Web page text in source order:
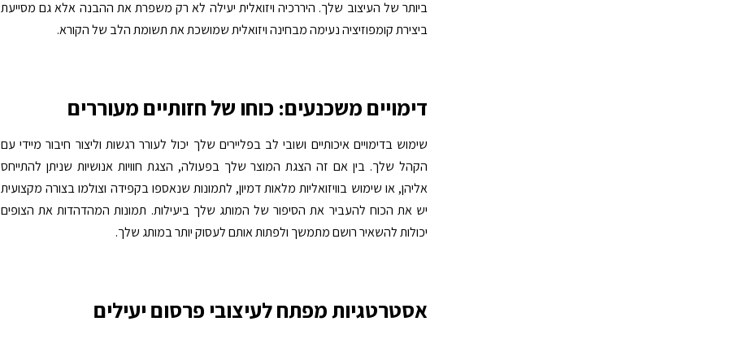
ביותר של העיצוב שלך. היררכיה ויזואלית יעילה לא רק משפרת את ההבנה אלא גם מסייעת
ביצירת קומפוזיציה נעימה מבחינה ויזואלית שמושכת את תשומת הלב של הקורא.
דימויים משכנעים: כוחו של חזותיים מעוררים
שימוש בדימויים איכותיים ושובי לב בפליירים שלך יכול לעורר רגשות וליצור חיבור מיידי עם
הקהל שלך. בין אם זה הצגת המוצר שלך בפעולה, הצגת חוויות אנושיות שניתן להתייחס
אליהן, או שימוש בוויזואליות מלאות דמיון, לתמונות שנאספו בקפידה וצולמו בצורה מקצועית
יש את הכוח להעביר את הסיפור של המותג שלך ביעילות. תמונות המהדהדות את הצופים
יכולות להשאיר רושם מתמשך ולפתות אותם לעסוק יותר במותג שלך.
אסטרטגיות מפתח לעיצובי פרסום יעילים